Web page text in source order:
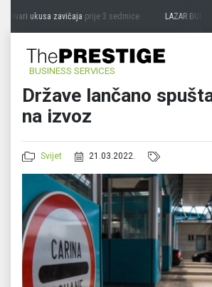
ukusa zavičajaprije 3 sedmice LAZAR
BUSINESS SERVICES
Države lančano
na izvoz
Svijet 21.03.2022.